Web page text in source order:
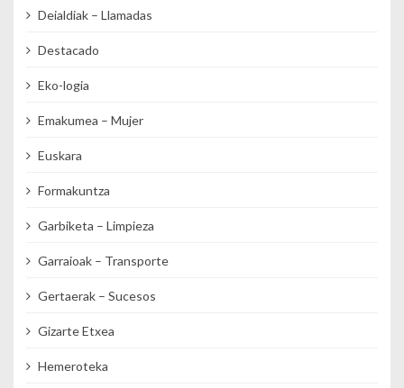
Deialdiak – Llamadas
Destacado
Eko-logia
Emakumea – Mujer
Euskara
Formakuntza
Garbiketa – Limpieza
Garraioak – Transporte
Gertaerak – Sucesos
Gizarte Etxea
Hemeroteka